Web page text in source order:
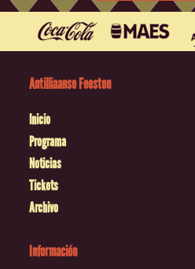
Antilliaanse Feesten
Inicio
Programa
Noticias
Tickets
Archivo
Información